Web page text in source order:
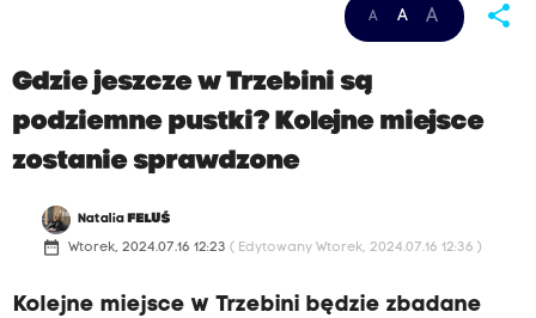
A A A share
Gdzie jeszcze w Trzebini są
podziemne pustki? Kolejne miejsce
zostanie sprawdzone
Natalia FELUŚ
date_range Wtorek, 2024.07.16 12:23 ( Edytowany Wtorek, 2024.07.16 12:36 )
Kolejne miejsce w Trzebini będzie zbadane